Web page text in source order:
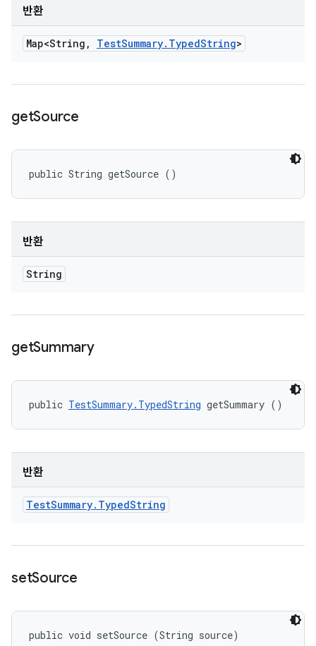
반환
Map<String , TestSummary. TypedString>
getSource
public String getSource ()
반환
String
getSummary
public TestSummary.TypedString getSummary ()
반환
TestSummary. TypedString
setSource
public void setSource (String source)